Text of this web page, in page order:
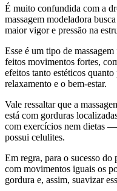
É muito confundida com a
massagem modeladora
maior vigor e pressão na
Esse é um tipo de
feitos movimentos fortes,
efeitos tanto estéticos
relaxamento e o bem-estar.
Vale ressaltar que a
está com gorduras
com exercícios nem dietas
possui celulites.
Em regra, para o sucesso do
com movimentos iguais os
gordura e, assim, suavizar